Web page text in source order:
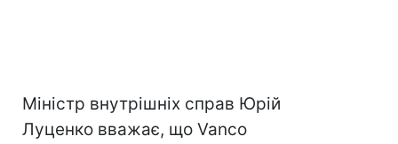
Міністр внутрішніх справ Юрій
Луценко вважає, що Vanco